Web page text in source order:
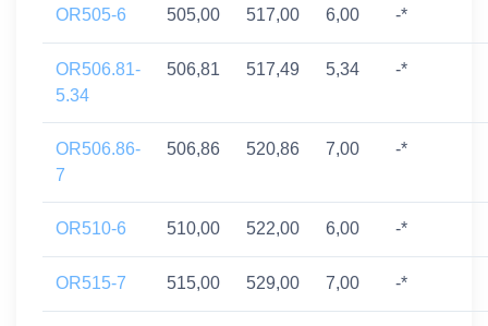
OR505-6 505,00 517,00 6,00 -*
OR506.81-
5.34
506,81 517,49 5,34 -*
OR506.86-
7
506,86 520,86 7,00 -*
OR510-6 510,00 522,00 6,00 -*
OR515-7 515,00 529,00 7,00 -*